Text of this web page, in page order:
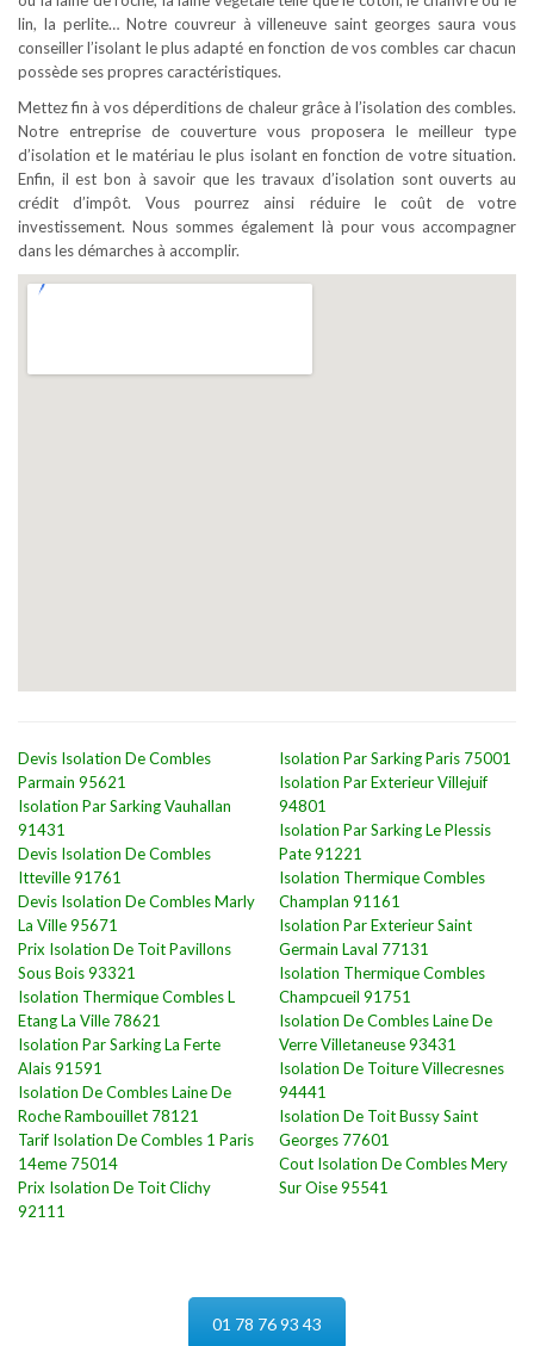
lin, la perlite… Notre couvreur à villeneuve saint georges saura vous
conseiller l’isolant le plus adapté en fonction de vos combles car chacun
possède ses propres caractéristiques.
Mettez fin à vos déperditions de chaleur grâce à l’isolation des combles.
Notre entreprise de couverture vous proposera le meilleur type
d’isolation et le matériau le plus isolant en fonction de votre situation.
Enfin, il est bon à savoir que les travaux d’isolation sont ouverts au
crédit d’impôt. Vous pourrez ainsi réduire le coût de votre
investissement. Nous sommes également là pour vous accompagner
dans les démarches à accomplir.
Devis Isolation De Combles
Parmain 95621
Isolation Par Sarking Vauhallan
91431
Devis Isolation De Combles
Itteville 91761
Devis Isolation De Combles Marly
La Ville 95671
Prix Isolation De Toit Pavillons
Sous Bois 93321
Isolation Thermique Combles L
Etang La Ville 78621
Isolation Par Sarking La Ferte
Alais 91591
Isolation De Combles Laine De
Roche Rambouillet 78121
Tarif Isolation De Combles 1 Paris
14eme 75014
Prix Isolation De Toit Clichy
92111
Isolation Par Sarking Paris 75001
Isolation Par Exterieur Villejuif
94801
Isolation Par Sarking Le Plessis
Pate 91221
Isolation Thermique Combles
Champlan 91161
Isolation Par Exterieur Saint
Germain Laval 77131
Isolation Thermique Combles
Champcueil 91751
Isolation De Combles Laine De
Verre Villetaneuse 93431
Isolation De Toiture Villecresnes
94441
Isolation De Toit Bussy Saint
Georges 77601
Cout Isolation De Combles Mery
Sur Oise 95541
01 78 76 93 43